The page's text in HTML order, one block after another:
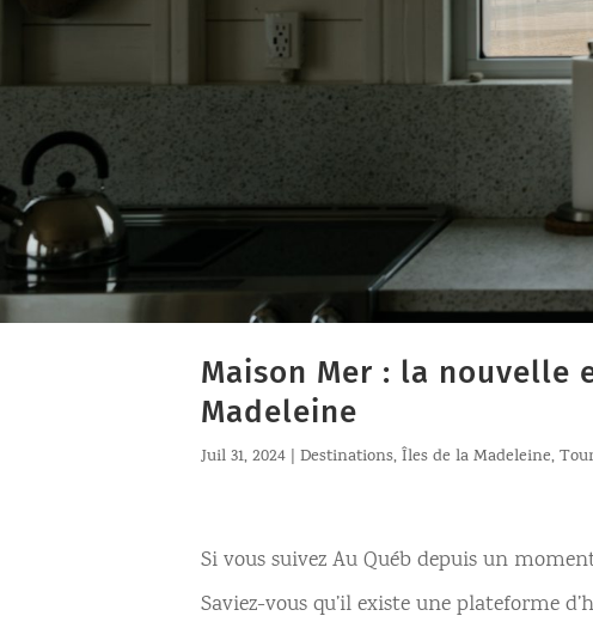
Maison Mer : la nouvelle
Madeleine
Juil 31, 2024 Destinations,Îles de la Madeleine,
Si vous suivez Au Québ depuis un
Saviez-vous qu’il existe une plateforme